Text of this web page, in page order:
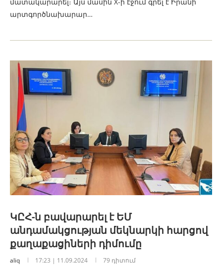
արտգործնախարար…
ԿԸՀ-ն բավարարել է ԵՄ
անդամակցության մեկնարկի հարցով
քաղաքացիների դիմումը
aliq 17:23 | 11.09.2024 79 դիտում